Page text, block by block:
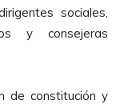
sociales,
y consejeras
de constitución y